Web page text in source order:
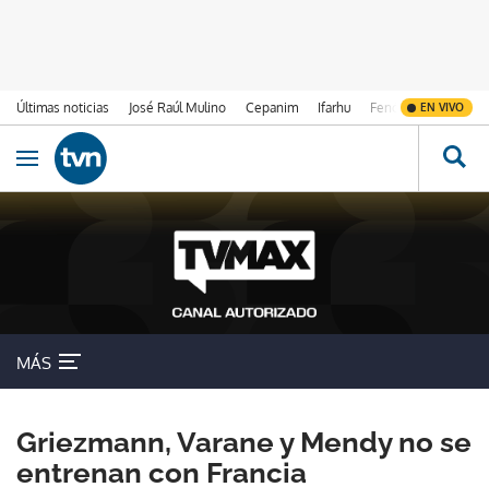
Últimas noticias José Raúl Mulino Cepanim Ifarhu Fenómeno de El
EN VIVO
Ir al contenido
Obrir navegació
MÁS
Griezmann, Varane y Mendy no se
entrenan con Francia